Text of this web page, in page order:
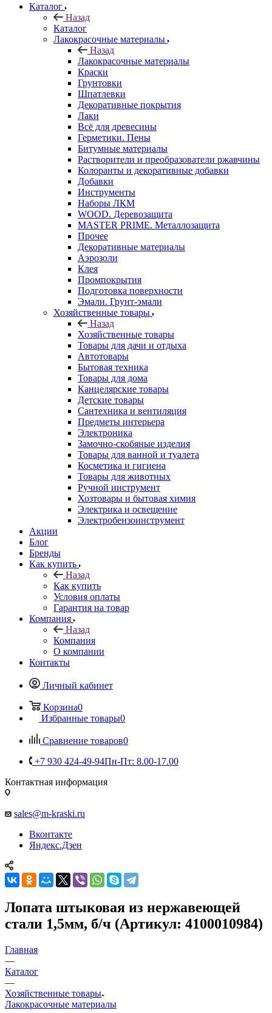
Каталог
Назад
Каталог
Лакокрасочные материалы
Назад
Лакокрасочные материалы
Краски
Грунтовки
Шпатлевки
Декоративные покрытия
Лаки
Всё для древесины
Герметики. Пены
Битумные материалы
Растворители и преобразователи ржавчины
Колоранты и декоративные добавки
Добавки
Инструменты
Наборы ЛКМ
WOOD. Деревозащита
MASTER PRIME. Металлозащита
Прочее
Декоративные материалы
Аэрозоли
Клея
Промпокрытия
Подготовка поверхности
Эмали. Грунт-эмали
Хозяйственные товары
Назад
Хозяйственные товары
Товары для дачи и отдыха
Автотовары
Бытовая техника
Товары для дома
Канцелярские товары
Детские товары
Сантехника и вентиляция
Предметы интерьера
Электроника
Замочно-скобяные изделия
Товары для ванной и туалета
Косметика и гигиена
Товары для животных
Ручной инструмент
Хозтовары и бытовая химия
Электрика и освещение
Электробензоинструмент
Акции
Блог
Бренды
Как купить
Назад
Как купить
Условия оплаты
Гарантия на товар
Компания
Назад
Компания
О компании
Контакты
Личный кабинет
Корзина0
Избранные товары0
Сравнение товаров0
+7 930 424-49-94Пн-Пт: 8.00-17.00
Контактная информация
sales@m-kraski.ru
Вконтакте
Яндекс.Дзен
Лопата штыковая из нержавеющей
стали 1,5мм, б/ч (Артикул: 4100010984)
Главная
—
Каталог
—
Хозяйственные товары
Лакокрасочные материалы